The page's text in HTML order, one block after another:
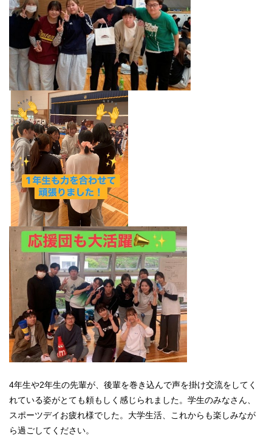
4年生や2年生の先輩が、後輩を巻き込んで声を掛け交流をしてく
れている姿がとても頼もしく感じられました。学生のみなさん、
スポーツデイお疲れ様でした。大学生活、これからも楽しみなが
ら過ごしてください。